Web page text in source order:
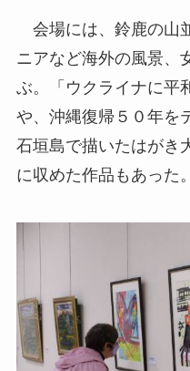
会場には、鈴鹿の山
ニアなど海外の風景、
ぶ。「ウクライナに平
や、沖縄復帰５０年を
石垣島で描いたはがき
に収めた作品もあった。